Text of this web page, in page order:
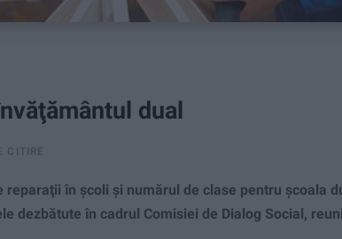
dual
CITIRE
reparaţii în şcoli şi numărul de clase pentru şcoala
dezbătute în cadrul Comisiei de Dialog Social,